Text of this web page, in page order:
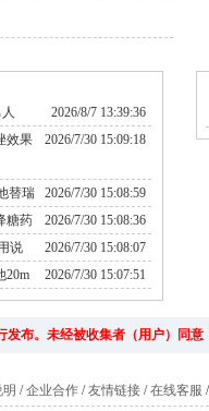
2026/8/7 13:39:36
2026/7/30 15:09:18
效果
2026/7/30 15:08:59
替瑞
2026/7/30 15:08:36
糖药
2026/7/30 15:08:07
说
2026/7/30 15:07:51
20m
布。未经被收集者（用户）同
/企业合作 /友情链接 /在线客服 /